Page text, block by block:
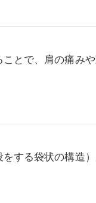
とで、肩の痛み
する袋状の構造